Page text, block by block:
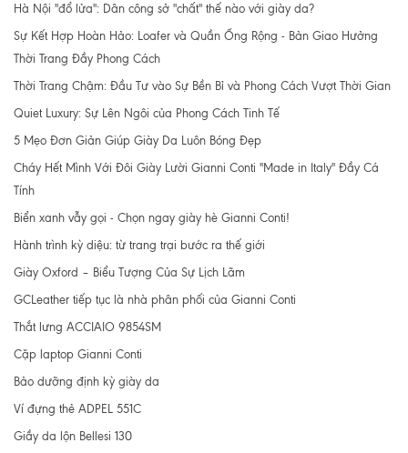
Hà Nội "đổ lửa": Dân công sở "chất" thế nào với giày da?
Sự Kết Hợp Hoàn Hảo: Loafer và Quần Ống Rộng - Bản Giao Hưởng
Thời Trang Đầy Phong Cách
Thời Trang Chậm: Đầu Tư vào Sự Bền Bỉ và Phong Cách Vượt Thời Gian
Quiet Luxury: Sự Lên Ngôi của Phong Cách Tinh Tế
5 Mẹo Đơn Giản Giúp Giày Da Luôn Bóng Đẹp
Cháy Hết Mình Với Đôi Giày Lười Gianni Conti "Made in Italy" Đầy Cá
Tính
Biển xanh vẫy gọi - Chọn ngay giày hè Gianni Conti!
Hành trình kỳ diệu: từ trang trại bước ra thế giới
Giày Oxford – Biểu Tượng Của Sự Lịch Lãm
GCLeather tiếp tục là nhà phân phối của Gianni Conti
Thắt lưng ACCIAIO 9854SM
Cặp laptop Gianni Conti
Bảo dưỡng định kỳ giày da
Ví đựng thẻ ADPEL 551C
Giầy da lộn Bellesi 130